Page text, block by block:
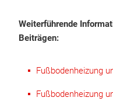
Weiterführende
Beiträgen:
Fußbodenheizung
Fußbodenheizung